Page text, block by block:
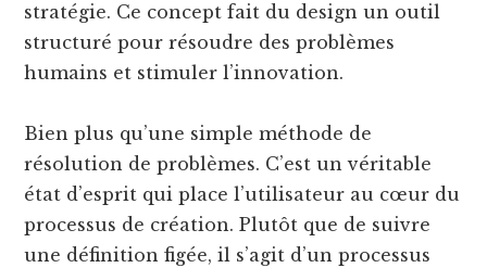
stratégie. Ce concept fait du design un outil
structuré pour résoudre des problèmes
humains et stimuler l’innovation.
Bien plus qu’une simple méthode de
résolution de problèmes. C’est un véritable
état d’esprit qui place l’utilisateur au cœur du
processus de création. Plutôt que de suivre
une définition figée, il s’agit d’un processus